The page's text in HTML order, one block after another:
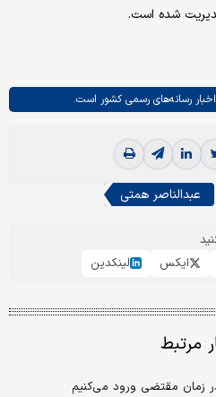
شده است.
اخبار رسانه‌های رسمی کشور است.
عبدالناصر همتی
ایکس لینکدین
مرتبط
زمان مقتضی ورود می‌کنیم